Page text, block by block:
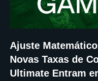
Ajuste
Novas Taxas de
Ultimate Entram